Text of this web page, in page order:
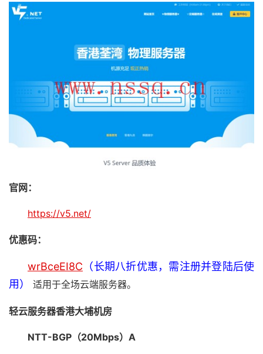
官网：
https://v5.net/
优惠码：
wrBceEI8C （长期八折优惠，需注册并登陆后使
用） 适用于全场云端服务器。
轻云服务器香港大埔机房
NTT-BGP（20Mbps）A